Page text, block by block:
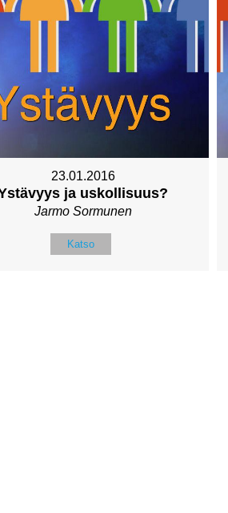
23.01.2016
ja uskollisuus?
Jarmo Sormunen
Katso